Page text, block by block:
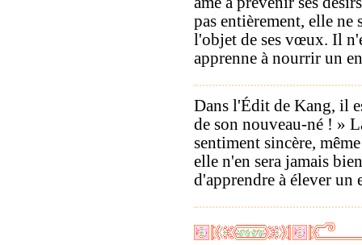
pas entièrement, elle ne
l'objet de ses vœux. Il
apprenne à nourrir un
Dans l'Édit de Kang, il
de son nouveau-né ! »
sentiment sincère,
elle n'en sera jamais
d'apprendre à élever un